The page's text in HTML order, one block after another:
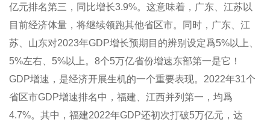
亿元排名第三，同比增长3.9%。这意味着，广东、江苏以
目前经济体量，将继续领跑其他省区市。同时，广东、江
苏、山东对2023年GDP增长预期目的辨别设定爲5%以上、
5%左右、5%以上。8个5万亿省份增速东部第一是它！
GDP增速，是经济开展生机的一个重要表现。2022年31个
省区市GDP增速排名中，福建、江西并列第一，均爲
4.7%。其中，福建2022年GDP还初次打破5万亿元，达